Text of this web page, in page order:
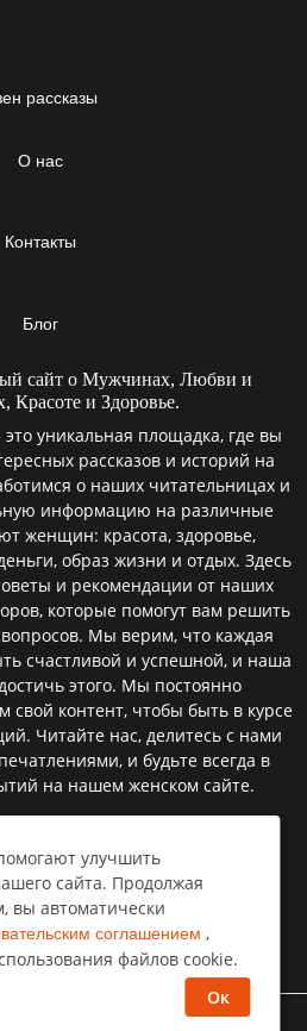
рассказы
О нас
Контакты
Блог
сайт о Мужчинах, Любви и
Красоте и Здоровье.
уникальная площадка, где вы
рассказов и историй на
о наших читательницах и
информацию на различные
женщин: красота, здоровье,
образ жизни и отдых. Здесь
и рекомендации от наших
которые помогут вам решить
Мы верим, что каждая
счастливой и успешной, и наша
этого. Мы постоянно
контент, чтобы быть в курсе
Читайте нас, делитесь с нами
и будьте всегда в
на нашем женском сайте.
соглашение
улучшить
сайта. Продолжая
вы автоматически
соглашением ,
файлов cookie.
Ок